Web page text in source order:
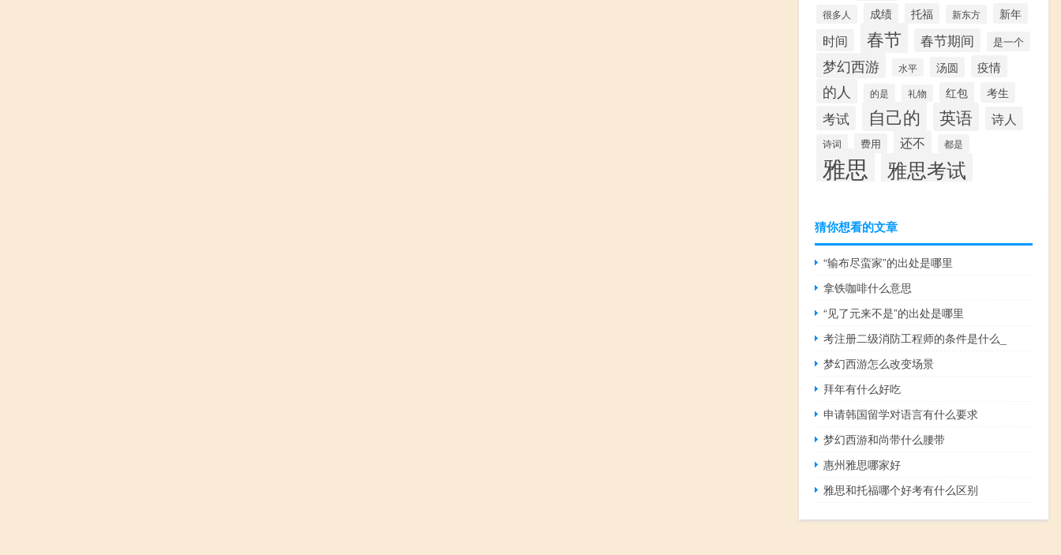
很多人 成绩 托福 新东方 新年
时间 春节 春节期间 是一个
梦幻西游 水平 汤圆 疫情
的人 的是 礼物 红包 考生
考试 自己的 英语 诗人
诗词 费用 还不 都是
雅思 雅思考试
猜你想看的文章
“输布尽蛮家”的出处是哪里
拿铁咖啡什么意思
“见了元来不是”的出处是哪里
考注册二级消防工程师的条件是什么_
梦幻西游怎么改变场景
拜年有什么好吃
申请韩国留学对语言有什么要求
梦幻西游和尚带什么腰带
惠州雅思哪家好
雅思和托福哪个好考有什么区别